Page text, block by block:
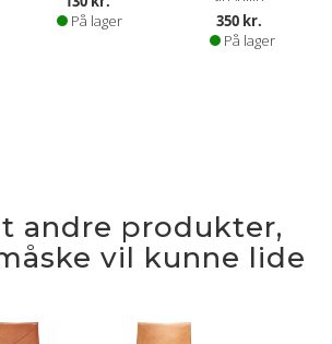
På lager
350 kr.
På lager
andre produkter,
vil kunne lide